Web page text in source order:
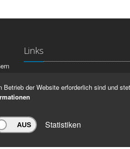
Links
HILFE
der Website erforderlich sind und
Statistiken